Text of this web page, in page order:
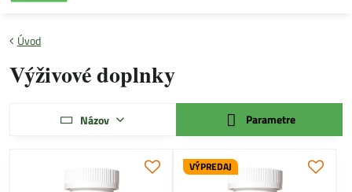
Úvod
Výživové doplnky
Názov Parametre
VÝPREDAJ